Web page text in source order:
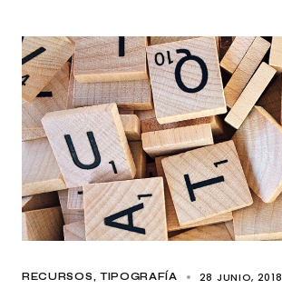
RECURSOS TIPOGRAFÍA 28 JUNIO, 2018